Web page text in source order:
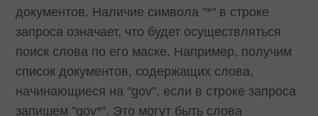
документов. Наличие символа "*" в строке
запроса означает, что будет осуществляться
поиск слова по его маске. Например, получим
список документов, содержащих слова,
начинающиеся на "gov", если в строке запроса
запишем "gov*". Это могут быть слова